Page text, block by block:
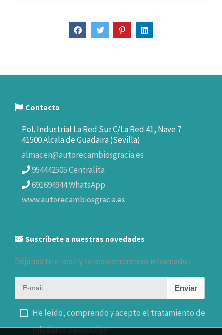
Contacto
Pol. Industrial La Red Sur C/La Red 41, Nave 7
41500 Alcala de Guadaira (Sevilla)
almacen@autorecambiosgracia.es
954442505 Centralita
691694944 WhatsApp
www.autorecambiosgracia.es
Suscríbete a nuestras novedades
Déjanos tu e-mail y te mantendremos informado...
Enviar
He leído, comprendo y acepto el tratamiento de
mis datos personales.